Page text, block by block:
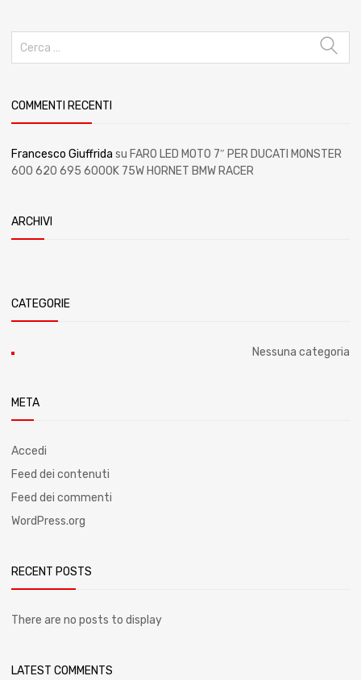
COMMENTI RECENTI
Francesco Giuffrida su FARO LED MOTO 7″ PER DUCATI MONSTER
600 620 695 6000K 75W HORNET BMW RACER
ARCHIVI
CATEGORIE
Nessuna categoria
META
Accedi
Feed dei contenuti
Feed dei commenti
WordPress.org
RECENT POSTS
There are no posts to display
LATEST COMMENTS